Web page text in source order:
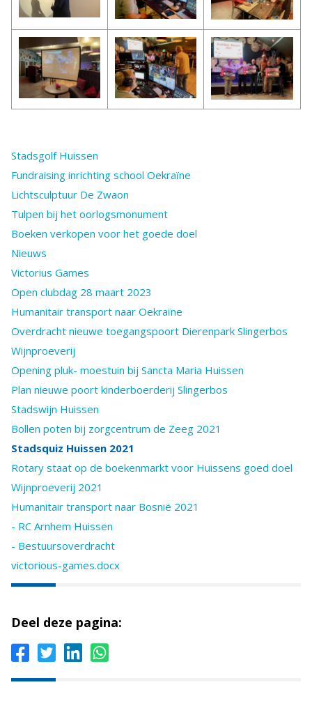
Stadsgolf Huissen
Fundraising inrichting school Oekraïne
Lichtsculptuur De Zwaon
Tulpen bij het oorlogsmonument
Boeken verkopen voor het goede doel
Nieuws
Victorius Games
Open clubdag 28 maart 2023
Humanitair transport naar Oekraïne
Overdracht nieuwe toegangspoort Dierenpark Slingerbos
Wijnproeverij
Opening pluk- moestuin bij Sancta Maria Huissen
Plan nieuwe poort kinderboerderij Slingerbos
Stadswijn Huissen
Bollen poten bij zorgcentrum de Zeeg 2021
Stadsquiz Huissen 2021
Rotary staat op de boekenmarkt voor Huissens goed doel
Wijnproeverij 2021
Humanitair transport naar Bosnië 2021
- RC Arnhem Huissen
- Bestuursoverdracht
victorious-games.docx
Deel deze pagina: